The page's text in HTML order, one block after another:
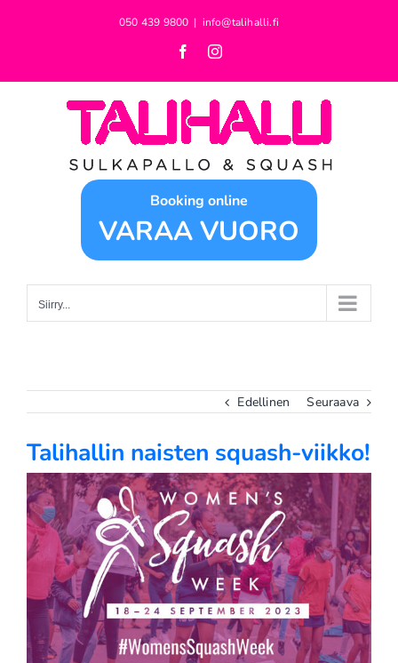
050 439 9800 | info@talihalli.fi
FacebookInstagram
Booking online
VARAA VUORO
Siirry...
Edellinen Seuraava
Talihallin naisten squash-viikko!
Katso
kuvaa
isompana